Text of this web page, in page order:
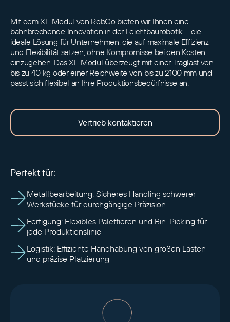
Mit dem XL-Modul von RobCo bieten wir Ihnen eine
bahnbrechende Innovation in der Leichtbaurobotik – die
ideale Lösung für Unternehmen, die auf maximale Effizienz
und Flexibilität setzen, ohne Kompromisse bei den Kosten
einzugehen. Das XL-Modul überzeugt mit einer Traglast von
bis zu 40 kg oder einer Reichweite von bis zu 2100 mm und
passt sich flexibel an Ihre Produktionsbedürfnisse an.
Vertrieb kontaktieren
Perfekt für:
Metallbearbeitung: Sicheres Handling schwerer
Werkstücke für durchgängige Präzision
Fertigung: Flexibles Palettieren und Bin-Picking für
jede Produktionslinie
Logistik: Effiziente Handhabung von großen Lasten
und präzise Platzierung